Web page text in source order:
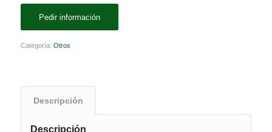
Pedir información
Categoría: Otros
Descripción
Descripción